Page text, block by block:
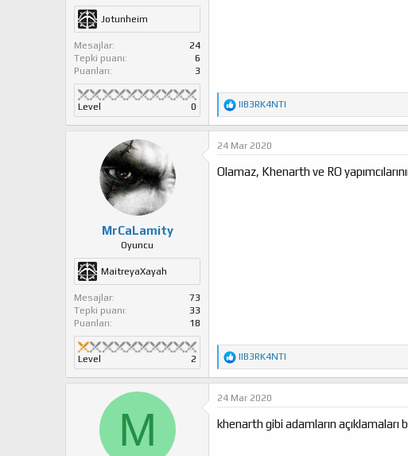
Jotunheim
Mesajlar
24
Tepki puanı
6
Puanları
3
Level 0
T
e
p
k
l
IIB3RK4NTI
MrCaLamity
Oyuncu
MaitreyaXayah
Mesajlar
73
Tepki puanı
33
Puanları
18
Level 2
24 Mar 2020
Olamaz, Khenarth ve RO
T
e
p
e
IIB3RK4NTI
M
24 Mar 2020
khenarth gibi adamların açıklamaları